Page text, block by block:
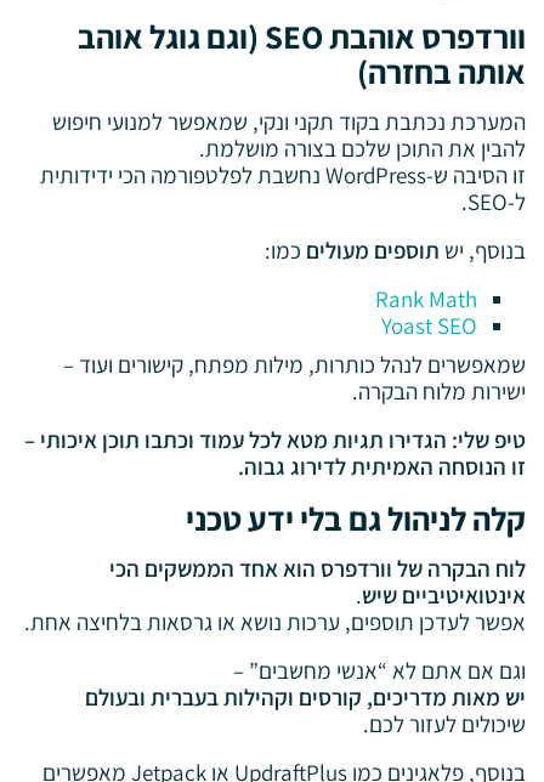
וורדפרס אוהבת SEO (וגם גוגל אוהב
אותה בחזרה)
המערכת נכתבת בקוד תקני ונקי, שמאפשר למנועי חיפוש
להבין את התוכן שלכם בצורה מושלמת.
זו הסיבה ש-WordPress נחשבת לפלטפורמה הכי ידידותית
ל-SEO.
בנוסף, ישתוספים מעוליםכמו:
Rank Math
Yoast SEO
שמאפשרים לנהל כותרות, מילות מפתח, קישורים ועוד –
ישירות מלוח הבקרה.
טיפ שלי: הגדירו תגיות מטא לכל עמוד וכתבו תוכן איכותי –
זו הנוסחה האמיתית לדירוג גבוה.
קלה לניהול גם בלי ידע טכני
לוח הבקרה של וורדפרס הוא אחד הממשקים הכי
אינטואיטיביים שיש.
אפשר לעדכן תוספים, ערכות נושא או גרסאות בלחיצה אחת.
וגם אם אתם לא “אנשי מחשבים” –
יש מאות מדריכים, קורסים וקהילות בעברית ובעולם
שיכולים לעזור לכם.
בנוסף, פלאגינים כמו UpdraftPlus או Jetpack מאפשרים